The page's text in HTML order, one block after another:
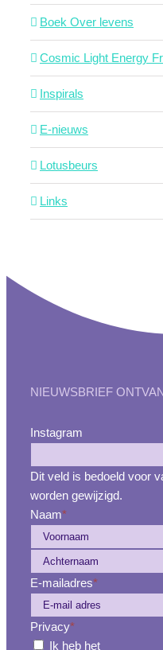
Boek Over levens
Cosmic Light Energy
Inspirals
E-nieuws
Lotusbeurs
Links
NIEUWSBRIEF
Instagram
Dit veld is bedoeld voor
worden gewijzigd.
Naam*
Voornaam
Achternaam
E-mailadres*
Privacy*
Ik heb het